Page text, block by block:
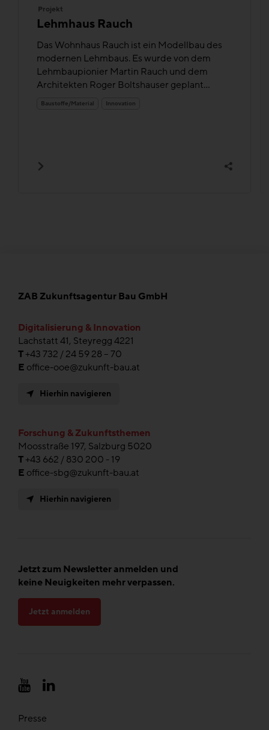
Projekt
Lehmhaus Rauch
Das Wohnhaus Rauch ist ein Modellbau des
modernen Lehmbaus. Es wurde von dem
Lehmbaupionier Martin Rauch und dem
Architekten Roger Boltshauser geplant...
Baustoffe/Material Innovation
ZAB Zukunftsagentur Bau GmbH
Digitalisierung & Innovation
Lachstatt 41, Steyregg 4221
T+43 732 / 24 59 28 – 70
E office-ooe@zukunft-bau.at
Hierhin navigieren
Forschung & Zukunftsthemen
Moosstraße 197, Salzburg 5020
T+43 662 / 830 200 - 19
E office-sbg@zukunft-bau.at
Hierhin navigieren
Jetzt zum Newsletter anmelden und
keine Neuigkeiten mehr verpassen.
Jetzt anmelden
Presse